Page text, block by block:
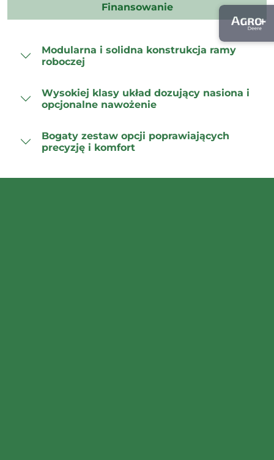
Finansowanie
Modularna i solidna konstrukcja ramy
roboczej
Wysokiej klasy układ dozujący nasiona i
opcjonalne nawożenie
Bogaty zestaw opcji poprawiających
precyzję i komfort